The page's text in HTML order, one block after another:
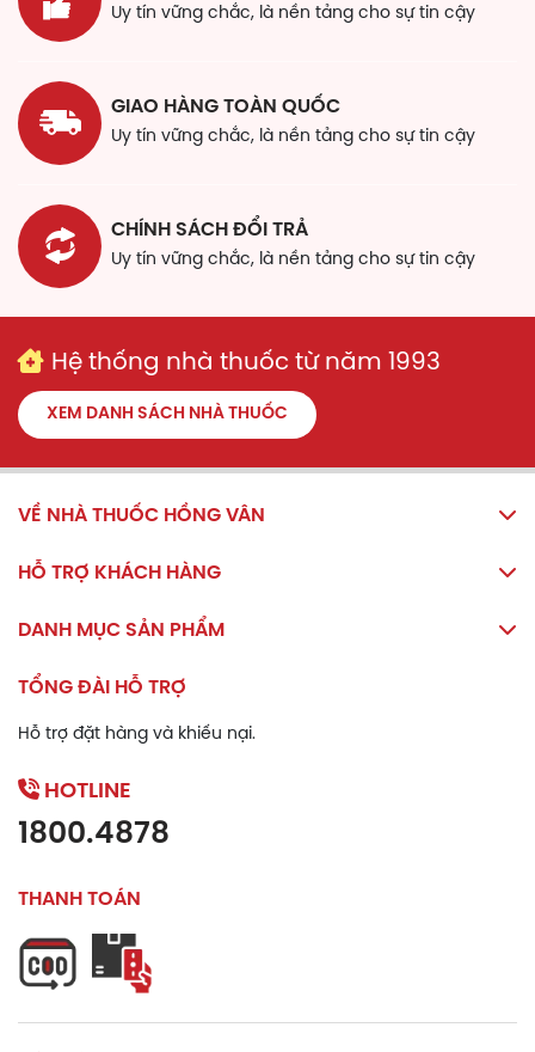
Uy tín vững chắc, là nền tảng cho sự tin cậy
GIAO HÀNG TOÀN QUỐC
Uy tín vững chắc, là nền tảng cho sự tin cậy
CHÍNH SÁCH ĐỔI TRẢ
Uy tín vững chắc, là nền tảng cho sự tin cậy
Hệ thống nhà thuốc từ năm 1993
XEM DANH SÁCH NHÀ THUỐC
VỀ NHÀ THUỐC HỒNG VÂN
HỖ TRỢ KHÁCH HÀNG
DANH MỤC SẢN PHẨM
TỔNG ĐÀI HỖ TRỢ
Hỗ trợ đặt hàng và khiếu nại.
HOTLINE
1800.4878
THANH TOÁN